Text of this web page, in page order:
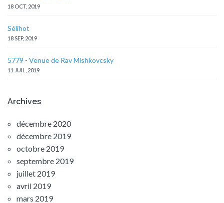
18 OCT, 2019
Sélihot
18 SEP, 2019
5779 - Venue de Rav Mishkovcsky
11 JUIL, 2019
Archives
décembre 2020
décembre 2019
octobre 2019
septembre 2019
juillet 2019
avril 2019
mars 2019